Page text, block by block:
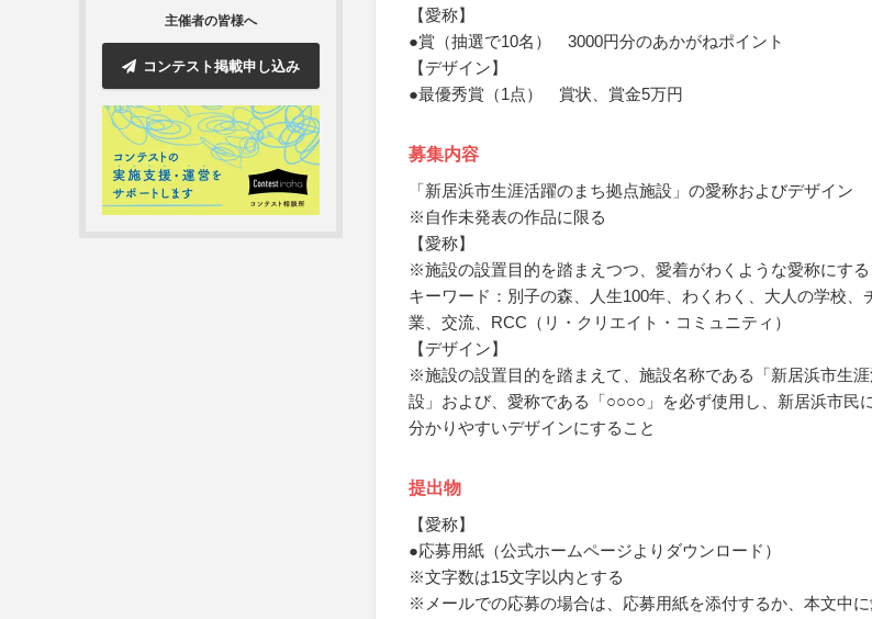
主催者の皆様へ
コンテスト掲載申し込み
【愛称】
●賞（抽選で10名） 3000円分のあかがねポイント
【デザイン】
●最優秀賞（1点） 賞状、賞金5万円
募集内容
「新居浜市生涯活躍のまち拠点施設」の愛称およびデザイン
※自作未発表の作品に限る
【愛称】
※施設の設置目的を踏まえつつ、愛着がわくような愛称にする
キーワード：別子の森、人生100年、わくわく、大人の学校、
業、交流、RCC（リ・クリエイト・コミュニティ）
【デザイン】
※施設の設置目的を踏まえて、施設名称である「新居浜市生
設」および、愛称である「○○○○」を必ず使用し、新居浜市民
分かりやすいデザインにすること
提出物
【愛称】
●応募用紙（公式ホームページよりダウンロード）
※文字数は15文字以内とする
※メールでの応募の場合は、応募用紙を添付するか、本文中に